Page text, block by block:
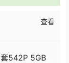
查看
542P 5GB